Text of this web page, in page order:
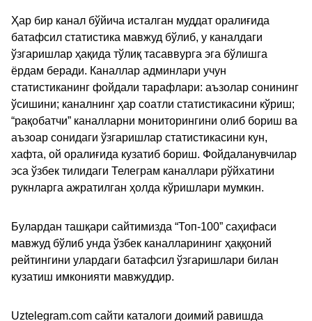
Ҳар бир канал бўйича исталган муддат оралиғида
батафсил статистика мавжуд бўлиб, у каналдаги
ўзгаришлар ҳақида тўлиқ тасаввурга эга бўлишга
ёрдам беради. Каналлар админлари учун
статистиканинг фойдали тарафлари: аъзолар сонининг
ўсишини; каналнинг ҳар соатли статистикасини кўриш;
“рақобатчи” каналларни мониторингини олиб бориш ва
аъзоар сонидаги ўзгаришлар статистикасини кун,
хафта, ой оралиғида кузатиб бориш. Фойдаланувчилар
эса ўзбек тилидаги Телеграм каналлари рўйхатини
рукнларга ажратилган ҳолда кўришлари мумкин.
Булардан ташқари сайтимизда “Топ-100” саҳифаси
мавжуд бўлиб унда ўзбек каналларининг ҳаққоний
рейтингини улардаги батафсил ўзгаришлари билан
кузатиш имконияти мавжуддир.
Uztelegram.com сайти каталоги доимий равишда